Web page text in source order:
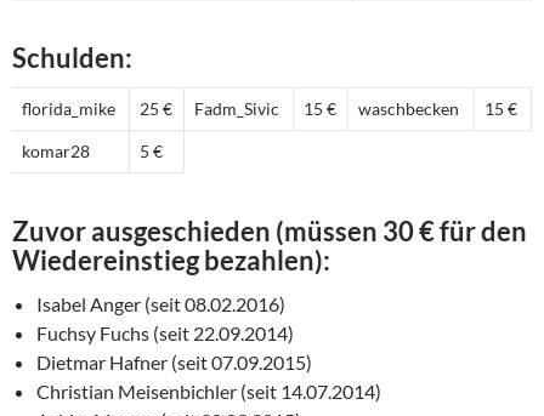
Schulden:
florida_mike 25 € Fadm_Sivic 15 € waschbecken 15 €
komar28 5 €
Zuvor ausgeschieden (müssen 30 € für den
Wiedereinstieg bezahlen):
Isabel Anger (seit 08.02.2016)
Fuchsy Fuchs (seit 22.09.2014)
Dietmar Hafner (seit 07.09.2015)
Christian Meisenbichler (seit 14.07.2014)